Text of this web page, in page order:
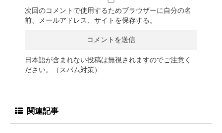
次回のコメントで使用するためブラウザーに自分の名
前、メールアドレス、サイトを保存する。
日本語が含まれない投稿は無視されますのでご注意く
ださい。（スパム対策）
関連記事